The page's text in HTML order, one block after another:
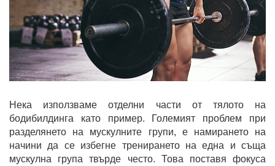
Нека използваме отделни части от тялото на
бодибилдинга като пример. Големият проблем при
разделянето на мускулните групи, е намирането на
начини да се избегне тренирането на една и съща
мускулна група твърде често. Това поставя фокуса